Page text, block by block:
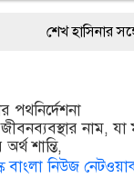
সঙ্গে পালানোর
পথনির্দেশনা
নাম,
শান্তি,
বাংলা নিউজ